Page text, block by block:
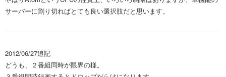
サーバーに割り切ればとても良い選択肢だと思います。
2012/06/27追記
どうも、２番組同時が限界の様。